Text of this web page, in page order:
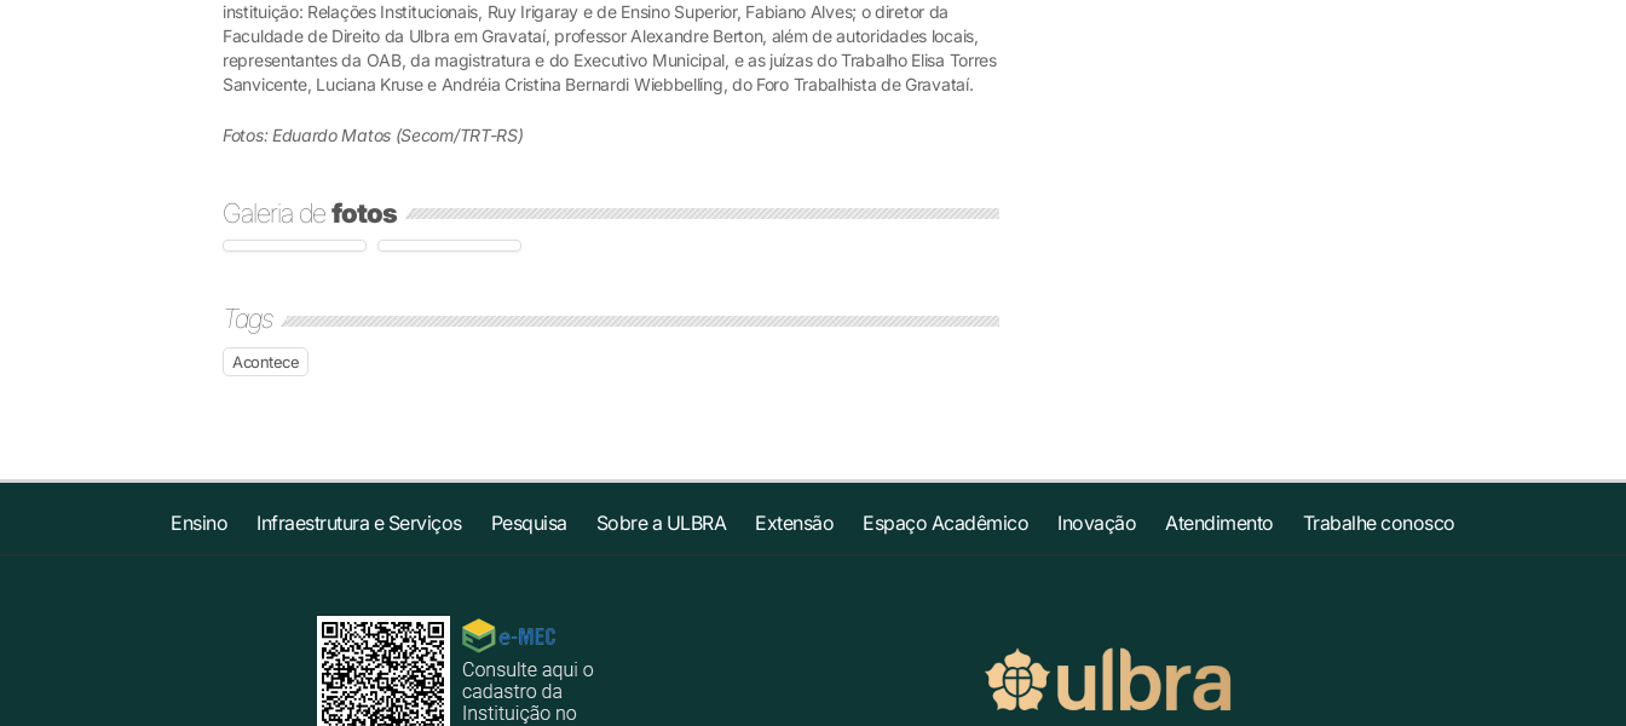
instituição: Relações Institucionais, Ruy Irigaray e de Ensino Superior, Fabiano Alves; o diretor da
Faculdade de Direito da Ulbra em Gravataí, professor Alexandre Berton, além de autoridades locais,
representantes da OAB, da magistratura e do Executivo Municipal, e as juízas do Trabalho Elisa Torres
Sanvicente, Luciana Kruse e Andréia Cristina Bernardi Wiebbelling, do Foro Trabalhista de Gravataí.
Fotos: Eduardo Matos (Secom/TRT-RS)
Galeria defotos
Tags
Acontece
Ensino Infraestrutura e Serviços Pesquisa Sobre a ULBRA Extensão Espaço Acadêmico Inovação Atendimento Trabalhe conosco